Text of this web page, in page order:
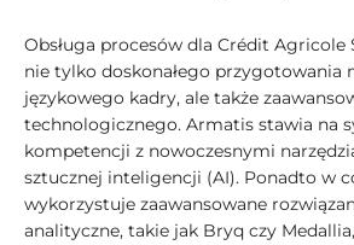
Obsługa procesów dla Crédit Agricole
nie tylko doskonałego przygotowania
językowego kadry, ale także
technologicznego. Armatis stawia na
kompetencji z nowoczesnymi
sztucznej inteligencji (AI). Ponadto w
wykorzystuje zaawansowane
analityczne, takie jak Bryq czy